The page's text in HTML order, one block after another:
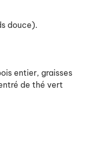
douce).
entier, graisses
de thé vert